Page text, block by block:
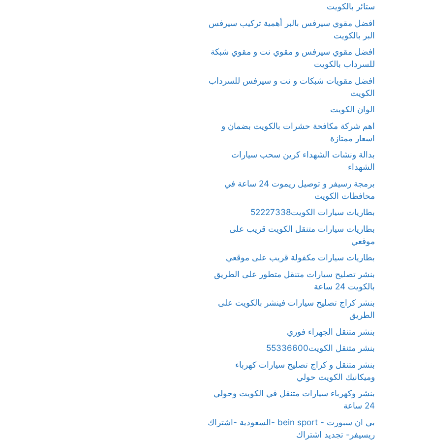
ستائر بالكويت
افضل مقوي سيرفس بالبر أهمية تركيب سيرفس
البر بالكويت
افضل مقوي سيرفس و مقوي نت و مقوي شبكة
للسرداب بالكويت
افضل مقويات شبكات و نت و سيرفس للسرداب
الكويت
الوان الكويت
اهم شركة مكافحة حشرات بالكويت بضمان و
اسعار ممتازة
بدالة ونشات الشهداء كرين سحب سيارات
الشهداء
برمجة رسيفر و توصيل ريموت 24 ساعة في
محافظات الكويت
بطاريات سيارات الكويت52227338
بطاريات سيارات متنقل الكويت قريب على
موقعي
بطاريات سيارات مكفولة قريب على موقعي
بنشر تصليح سيارات متنقل متطور على الطريق
بالكويت 24 ساعة
بنشر كراج تصليح سيارات فينشر بالكويت على
الطريق
بنشر متنقل الجهراء فوري
بنشر متنقل الكويت55336600
بنشر متنقل و كراج تصليح سيارات كهرباء
وميكانيك الكويت حولي
بنشر وكهرباء سيارات متنقل في الكويت وحولي
24 ساعة
بي ان سبورت - bein sport -السعودية -اشتراك
ريسيفر- تجديد اشتراك